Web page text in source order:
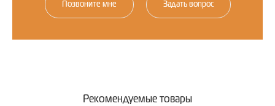
Позвоните мне Задать вопрос
Рекомендуемые товары